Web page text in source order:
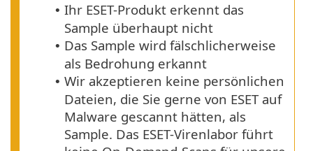
• Ihr ESET-Produkt erkennt das
Sample überhaupt nicht
• Das Sample wird fälschlicherweise
als Bedrohung erkannt
• Wir akzeptieren keine persönlichen
Dateien, die Sie gerne von ESET auf
Malware gescannt hätten, als
Sample. Das ESET-Virenlabor führt